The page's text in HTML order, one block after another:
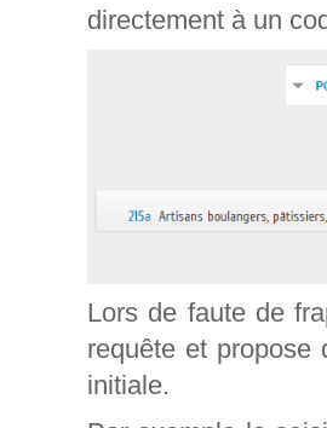
directement à un
Lors de faute de
requête et propose
initiale.